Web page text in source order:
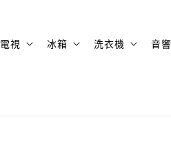
電視 冰箱 洗衣機 音響